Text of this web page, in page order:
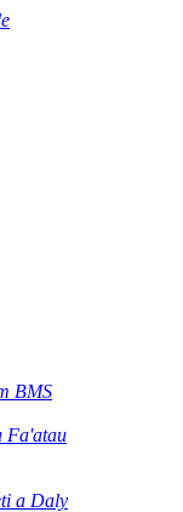
BMS
Fa'atau
a Daly